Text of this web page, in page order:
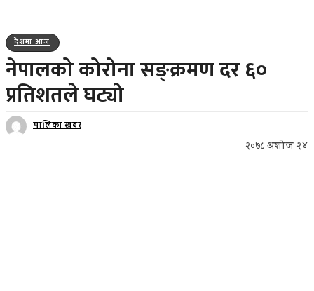
देशमा आज
नेपालको कोरोना सङ्क्रमण दर ६०
प्रतिशतले घट्यो
पालिका खबर
२०७८ अशोज २४